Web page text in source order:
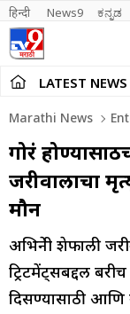
हिन्दी News9 ಕನ್ನಡ
LATEST NEWS
Marathi News
गोरं
जरीवालाचा
मौन
अभिनेत्री शेफाली
ट्रिटमेंट्सबद्दल
दिसण्यासाठी आणि